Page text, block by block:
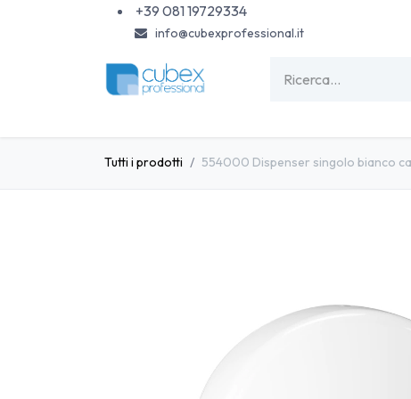
+39 081 19729334
info@cubexprofessional.it
Tutti i prodotti 554000 Dispenser singolo bianco